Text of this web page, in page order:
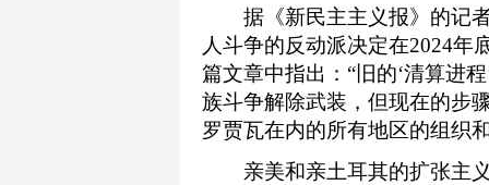
据《新民主主义报》的记者
人斗争的反动派决定在2024年
篇文章中指出：“旧的‘清算进
族斗争解除武装，但现在的步
罗贾瓦在内的所有地区的组织
亲美和亲土耳其的扩张主